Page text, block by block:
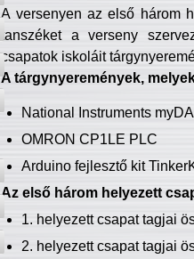
A versenyen az első három
tanszéket a verseny
csapatok iskoláit
A tárgynyeremények,
National Instruments
OMRON CP1LE PLC
Arduino fejlesztő kit
Az első három helyezett
1. helyezett csapat tagjai
2. helyezett csapat tagjai